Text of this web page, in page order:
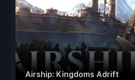
Airship: Kingdoms Adrift